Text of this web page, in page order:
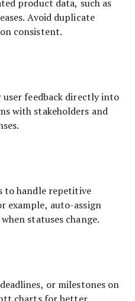
product data, such as
Avoid duplicate
consistent.
feedback directly into
with stakeholders and
to handle repetitive
example, auto-assign
statuses change.
or milestones on
charts for better